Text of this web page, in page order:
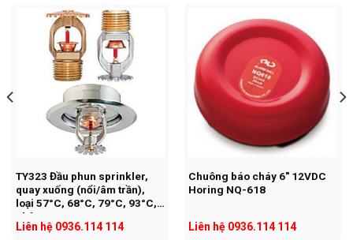
TY323 Đầu phun sprinkler,
quay xuống (nổi/âm trần),
loại 57°C, 68°C, 79°C, 93°C,
chân ren 1/2
Liên hệ 0936.114 114
Chuông báo cháy 6″ 12VDC
Horing NQ-618
Liên hệ 0936.114 114